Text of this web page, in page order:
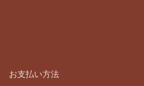
お支払い方法